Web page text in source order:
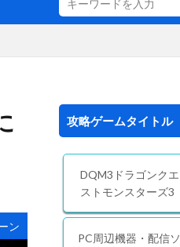
ン
攻略ゲームタイトル
DQM3ドラゴンクエ
ストモンスターズ3
PC周辺機器・配信ソ